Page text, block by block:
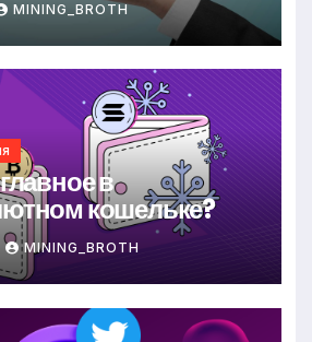
MINING_BROTH
в
кошельке?
MINING_BROTH